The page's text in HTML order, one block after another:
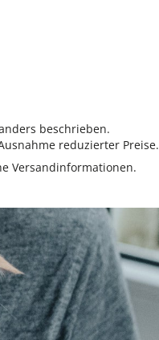
beschrieben.
reduzierter Preise.
Versandinformationen.